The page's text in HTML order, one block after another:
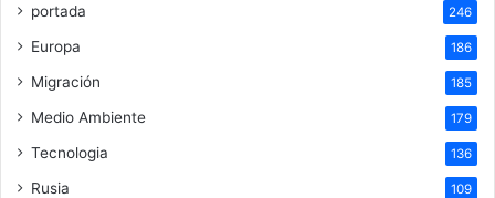
portada 246
Europa 186
Migración 185
Medio Ambiente 179
Tecnologia 136
Rusia 109